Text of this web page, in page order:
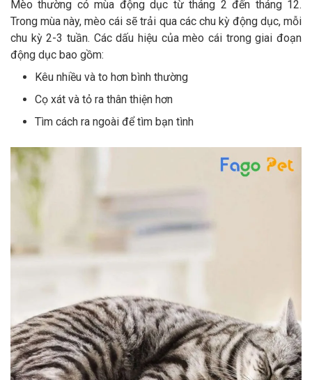
Chính sách bảo hành Chính sách bảo mật
LIÊN HỆ
Mèo thường có mùa động dục từ tháng 2 đến tháng 12.
Trong mùa này, mèo cái sẽ trải qua các chu kỳ động dục, mỗi
chu kỳ 2-3 tuần. Các dấu hiệu của mèo cái trong giai đoạn
động dục bao gồm:
Kêu nhiều và to hơn bình thường
Cọ xát và tỏ ra thân thiện hơn
Tìm cách ra ngoài để tìm bạn tình